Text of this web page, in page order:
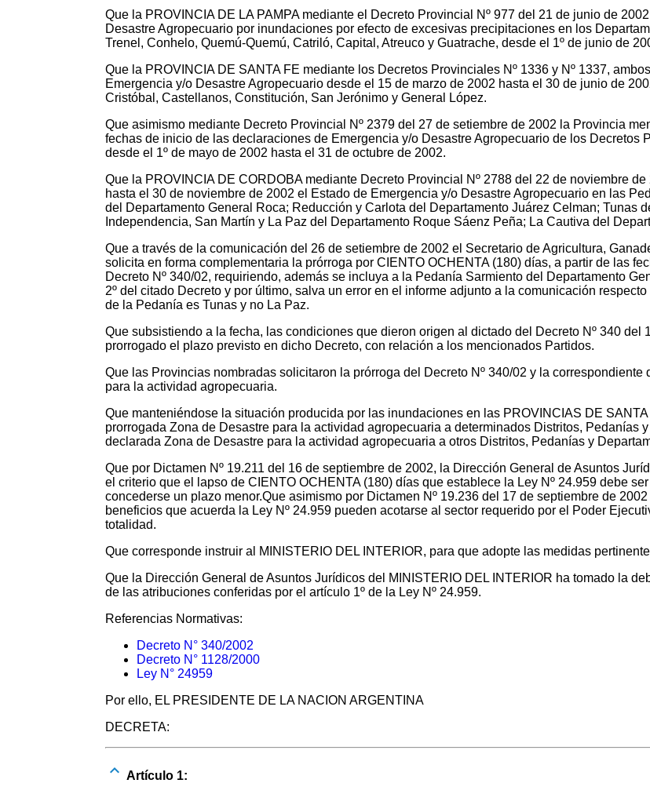
Que la PROVINCIA DE LA PAMPA mediante el Decreto Provincial Nº 977 del 21 de junio de
Desastre Agropecuario por inundaciones por efecto de excesivas precipitaciones en los
Trenel, Conhelo, Quemú-Quemú, Catriló, Capital, Atreuco y Guatrache, desde el 1º de junio de
Que la PROVINCIA DE SANTA FE mediante los Decretos Provinciales Nº 1336 y Nº 1337,
Emergencia y/o Desastre Agropecuario desde el 15 de marzo de 2002 hasta el 30 de junio de
Cristóbal, Castellanos, Constitución, San Jerónimo y General López.
Que asimismo mediante Decreto Provincial Nº 2379 del 27 de setiembre de 2002 la Provincia
fechas de inicio de las declaraciones de Emergencia y/o Desastre Agropecuario de los Decretos
desde el 1º de mayo de 2002 hasta el 31 de octubre de 2002.
Que la PROVINCIA DE CORDOBA mediante Decreto Provincial Nº 2788 del 22 de noviembre
hasta el 30 de noviembre de 2002 el Estado de Emergencia y/o Desastre Agropecuario en las
del Departamento General Roca; Reducción y Carlota del Departamento Juárez Celman; Tunas
Independencia, San Martín y La Paz del Departamento Roque Sáenz Peña; La Cautiva del
Que a través de la comunicación del 26 de setiembre de 2002 el Secretario de Agricultura,
solicita en forma complementaria la prórroga por CIENTO OCHENTA (180) días, a partir de las
Decreto Nº 340/02, requiriendo, además se incluya a la Pedanía Sarmiento del Departamento
2º del citado Decreto y por último, salva un error en el informe adjunto a la comunicación
de la Pedanía es Tunas y no La Paz.
Que subsistiendo a la fecha, las condiciones que dieron origen al dictado del Decreto Nº 340 del
prorrogado el plazo previsto en dicho Decreto, con relación a los mencionados Partidos.
Que las Provincias nombradas solicitaron la prórroga del Decreto Nº 340/02 y la
para la actividad agropecuaria.
Que manteniéndose la situación producida por las inundaciones en las PROVINCIAS DE
prorrogada Zona de Desastre para la actividad agropecuaria a determinados Distritos, Pedanías
declarada Zona de Desastre para la actividad agropecuaria a otros Distritos, Pedanías y
Que por Dictamen Nº 19.211 del 16 de septiembre de 2002, la Dirección General de Asuntos
el criterio que el lapso de CIENTO OCHENTA (180) días que establece la Ley Nº 24.959 debe
concederse un plazo menor.Que asimismo por Dictamen Nº 19.236 del 17 de septiembre de
beneficios que acuerda la Ley Nº 24.959 pueden acotarse al sector requerido por el Poder
totalidad.
Que corresponde instruir al MINISTERIO DEL INTERIOR, para que adopte las medidas
Que la Dirección General de Asuntos Jurídicos del MINISTERIO DEL INTERIOR ha tomado la
de las atribuciones conferidas por el artículo 1º de la Ley Nº 24.959.
Referencias Normativas:
Decreto N° 340/2002
Decreto N° 1128/2000
Ley N° 24959
Por ello, EL PRESIDENTE DE LA NACION ARGENTINA
DECRETA:
Artículo 1: